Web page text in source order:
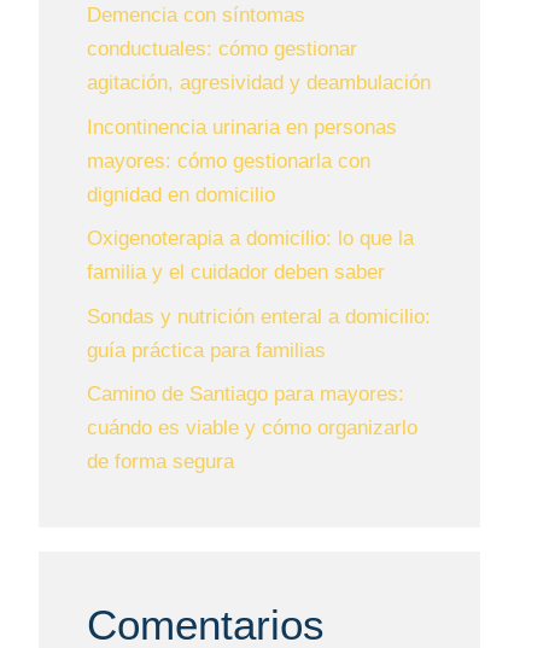
Demencia con síntomas
conductuales: cómo gestionar
agitación, agresividad y deambulación
Incontinencia urinaria en personas
mayores: cómo gestionarla con
dignidad en domicilio
Oxigenoterapia a domicilio: lo que la
familia y el cuidador deben saber
Sondas y nutrición enteral a domicilio:
guía práctica para familias
Camino de Santiago para mayores:
cuándo es viable y cómo organizarlo
de forma segura
Comentarios